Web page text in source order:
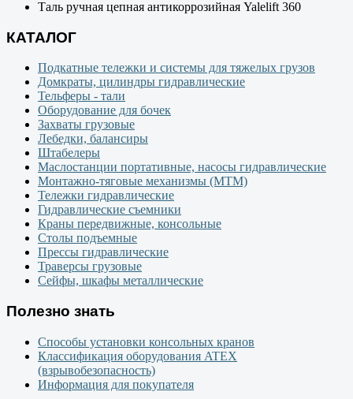
Таль ручная цепная антикоррозийная Yalelift 360
КАТАЛОГ
Подкатные тележки и системы для тяжелых грузов
Домкраты, цилиндры гидравлические
Тельферы - тали
Оборудование для бочек
Захваты грузовые
Лебедки, балансиры
Штабелеры
Маслостанции портативные, насосы гидравлические
Монтажно-тяговые механизмы (МТМ)
Тележки гидравлические
Гидравлические съемники
Краны передвижные, консольные
Столы подъемные
Прессы гидравлические
Траверсы грузовые
Сейфы, шкафы металлические
Полезно знать
Способы установки консольных кранов
Классификация оборудования ATEX
(взрывобезопасность)
Информация для покупателя